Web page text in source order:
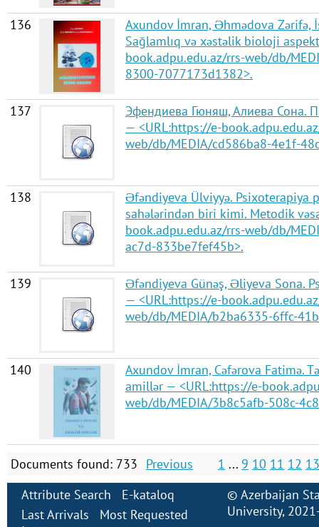
136
Axundov İmran, Əhmədova Zərifə,
Sağlamlıq və xəstəlik bioloji
book.adpu.edu.az/rrs-web/db/
8300-7077173d1382>.
137
Эфендиева Гюняш, Алиева Сона.
— <URL:https://e-
web/db/MEDIA/cd586ba8-4e1f-
138
Əfəndiyeva Ülviyyə. Psixoterapiya
sahələrindən biri kimi. Metodik
book.adpu.edu.az/rrs-web/db/
ac7d-833be7fef45b>.
139
Əfəndiyeva Günəş, Əliyeva Sona.
— <URL:https://e-
web/db/MEDIA/b2ba6335-6ffc-
140
Axundov İmran, Cəfərova Fatimə.
amillər — <URL:https://e-
web/db/MEDIA/3b8c5afb-508c-
Documents found: 733 Previous 1 ... 9 10 11 12 13
Attribute Search
E-kataloq
Last Arrivals
Most Requested
© Azerbaijan
University,